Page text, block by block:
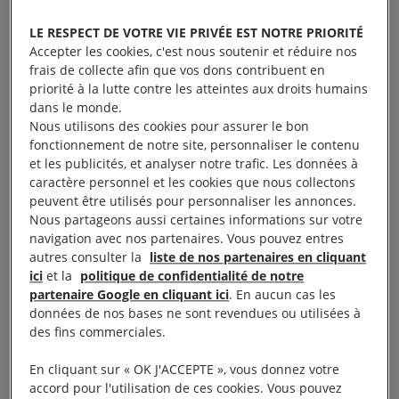
prisonniers d’opinion ou encore contre les violences
faites aux femmes.
Nous avons besoin de vous.
Parler de legs est un geste qui témoigne de votre
humanité et des valeurs qui nous sont communes.
Chacune, chacun d’entre nous peut être source de
protection et d’espoir pour les personnes en danger.
Contactez-nous
Notre engagement grâce à
votre combat
LE RESPECT DE VOTRE VIE PRIVÉE EST NOTRE PRIORITÉ
Accepter les cookies, c'est nous soutenir et réduire nos
frais de collecte afin que vos dons contribuent en
priorité à la lutte contre les atteintes aux droits humains
dans le monde.
Nous utilisons des cookies pour assurer le bon
fonctionnement de notre site, personnaliser le contenu
et les publicités, et analyser notre trafic. Les données à
caractère personnel et les cookies que nous collectons
peuvent être utilisés pour personnaliser les annonces.
Nous partageons aussi certaines informations sur votre
navigation avec nos partenaires. Vous pouvez entres
autres consulter la liste de nos partenaires en cliquant
ici et la politique de confidentialité de notre
partenaire Google en cliquant ici. En aucun cas les
données de nos bases ne sont revendues ou utilisées à
des fins commerciales.
En cliquant sur « OK J'ACCEPTE », vous donnez votre
accord pour l'utilisation de ces cookies. Vous pouvez